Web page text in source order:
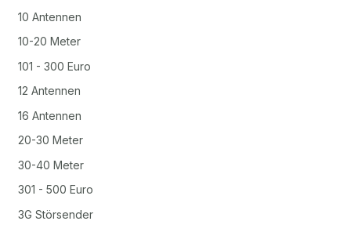
10 Antennen
10-20 Meter
101 - 300 Euro
12 Antennen
16 Antennen
20-30 Meter
30-40 Meter
301 - 500 Euro
3G Störsender